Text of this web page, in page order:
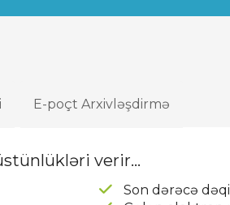
E-poçt Arxivləşdirmə
verir...
Son dərəcə